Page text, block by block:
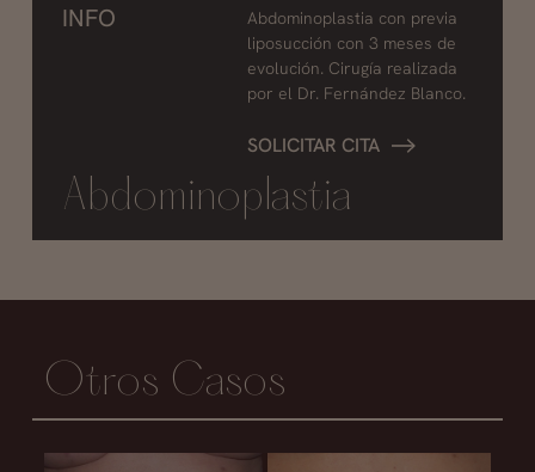
INFO
Abdominoplastia con previa
liposucción con 3 meses de
evolución. Cirugía realizada
por el Dr. Fernández Blanco.
SOLICITAR CITA
Abdominoplastia
Otros Casos